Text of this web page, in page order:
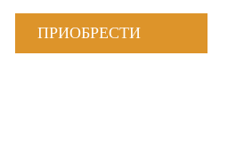
ПРИОБРЕСТИ